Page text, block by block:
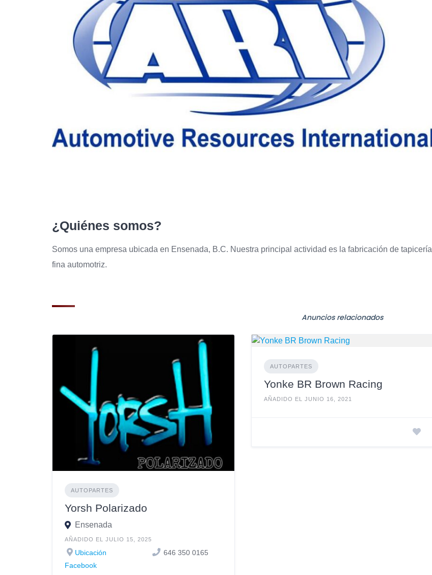
¿Quiénes somos?
Somos una empresa ubicada en Ensenada, B.C. Nuestra principal actividad es la fabricación de tapicería
fina automotriz.
Anuncios relacionados
AUTOPARTES
Yorsh Polarizado
Ensenada
AÑADIDO EL JULIO 15, 2025
Ubicación
646 350 0165
Facebook
AUTOPARTES
Yonke BR Brown Racing
AÑADIDO EL JUNIO 16, 2021